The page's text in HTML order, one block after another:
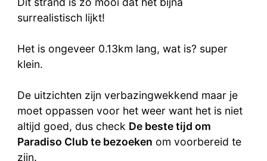
surrealistisch lijkt!
Het is ongeveer 0.13km lang, wat is? super
klein.
De uitzichten zijn verbazingwekkend maar je
moet oppassen voor het weer want het is niet
altijd goed, dus check De beste tijd om
Paradiso Club te bezoeken om voorbereid te
zijn.